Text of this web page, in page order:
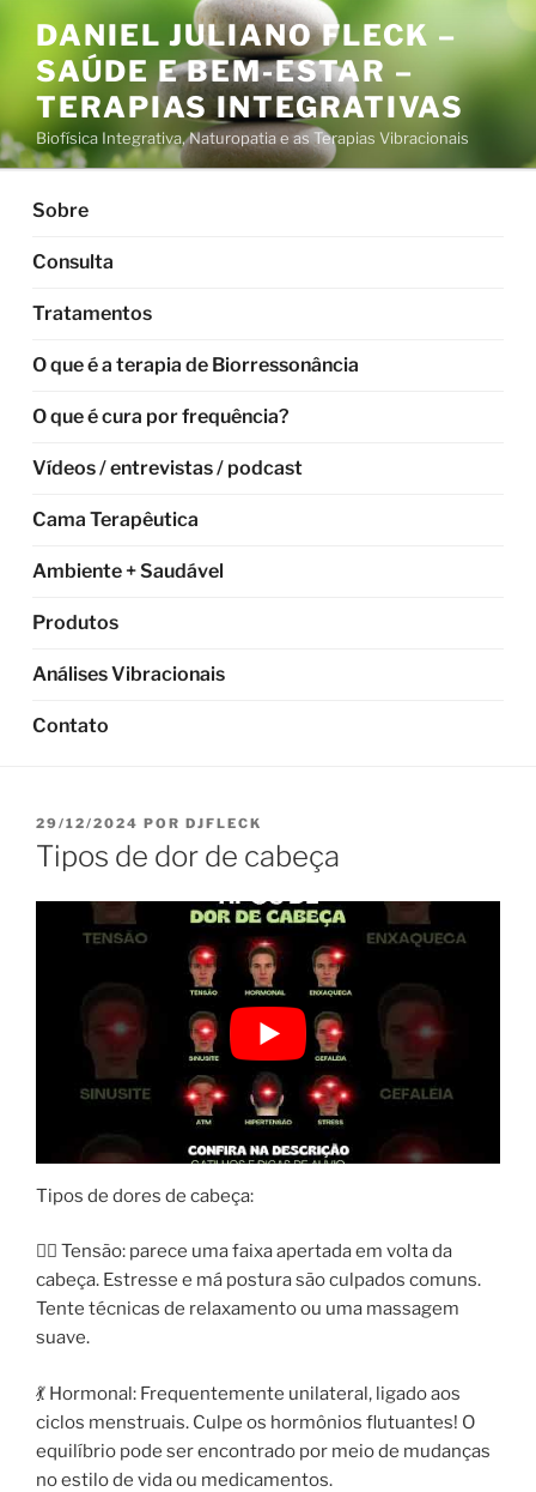
conteúdo
DANIEL JULIANO FLECK –
SAÚDE E BEM-ESTAR –
TERAPIAS INTEGRATIVAS
Biofísica Integrativa, Naturopatia e as Terapias Vibracionais
Sobre
Consulta
Tratamentos
O que é a terapia de Biorressonância
O que é cura por frequência?
Vídeos / entrevistas / podcast
Cama Terapêutica
Ambiente + Saudável
Produtos
Análises Vibracionais
Contato
PUBLICADO
EM
29/12/2024 POR DJFLECK
Tipos de dor de cabeça
Tipos de dores de cabeça:
💆‍♂️ Tensão: parece uma faixa apertada em volta da
cabeça. Estresse e má postura são culpados comuns.
Tente técnicas de relaxamento ou uma massagem
suave.
💃 Hormonal: Frequentemente unilateral, ligado aos
ciclos menstruais. Culpe os hormônios flutuantes! O
equilíbrio pode ser encontrado por meio de mudanças
no estilo de vida ou medicamentos.